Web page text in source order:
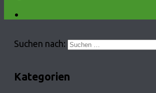
Suchen nach:
Kategorien